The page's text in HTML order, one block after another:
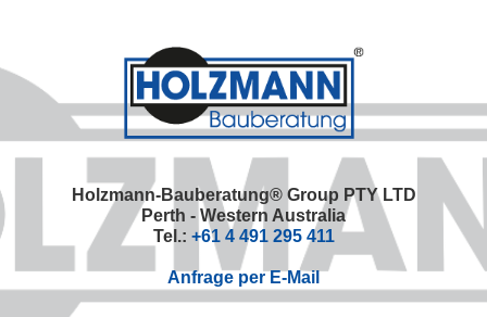
primary
navigation
main
content
primary
sidebar
footer
Holzmann-Bauberatung® Group PTY LTD
Perth - Western Australia
Tel.: +61 4 491 295 411
Anfrage per E-Mail